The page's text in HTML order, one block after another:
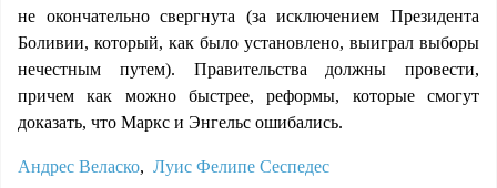
не окончательно свергнута (за исключением Президента
Боливии, который, как было установлено, выиграл выборы
нечестным путем). Правительства должны провести,
причем как можно быстрее, реформы, которые смогут
доказать, что Маркс и Энгельс ошибались.
Андрес Веласко, Луис Фелипе Сеспедес